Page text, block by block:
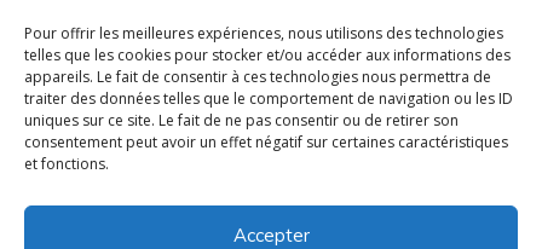
Pour offrir les meilleures expériences, nous utilisons des technologies
telles que les cookies pour stocker et/ou accéder aux informations des
appareils. Le fait de consentir à ces technologies nous permettra de
traiter des données telles que le comportement de navigation ou les ID
uniques sur ce site. Le fait de ne pas consentir ou de retirer son
consentement peut avoir un effet négatif sur certaines caractéristiques
et fonctions.
Accepter
Coax system management
Custom development
Payment solutions